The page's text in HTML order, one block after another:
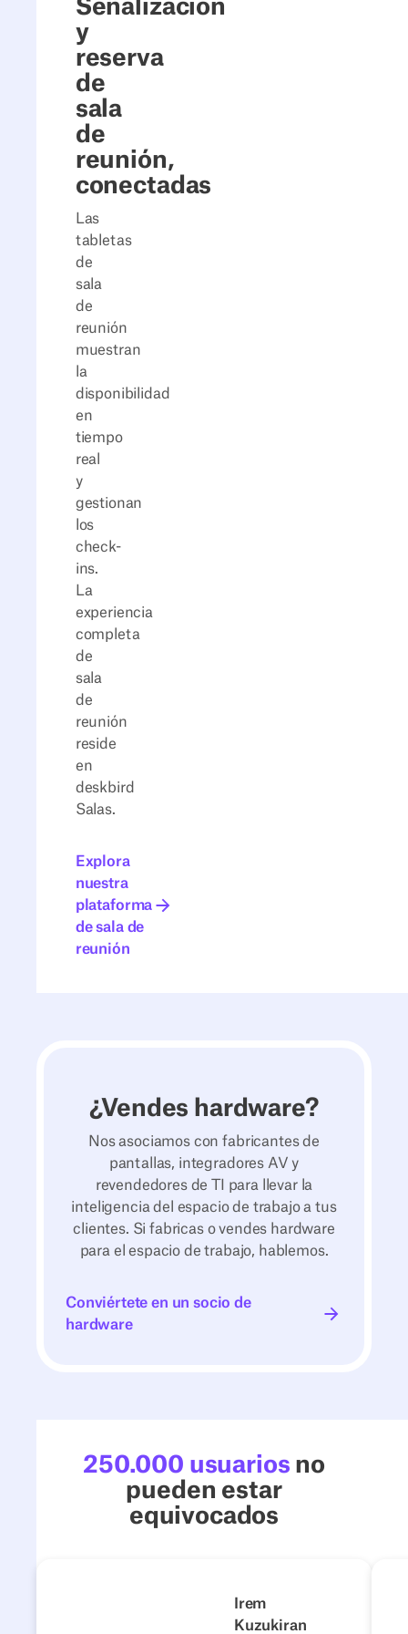
Señalización
y
reserva
de
sala
de
reunión,
conectadas
Las
tabletas
de
sala
de
reunión
muestran
la
disponibilidad
en
tiempo
real
y
gestionan
los
check-
ins.
La
experiencia
completa
de
sala
de
reunión
reside
en
deskbird
Salas.
Explora nuestra plataforma de sala de reunión
Explora
nuestra
plataforma
de sala de
reunión
¿Vendes hardware?
Nos asociamos con fabricantes de
pantallas, integradores AV y
revendedores de TI para llevar la
inteligencia del espacio de trabajo a tus
clientes. Si fabricas o vendes hardware
para el espacio de trabajo, hablemos.
Conviértete en un socio de hardware
Conviértete en un socio de
hardware
250.000 usuarios no
pueden estar
equivocados
Irem
Kuzukiran
AnteriorSiguiente